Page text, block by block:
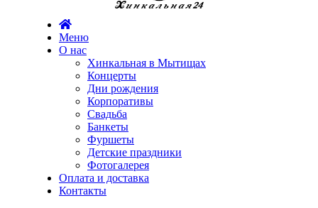
Меню
О нас
Хинкальная в Мытищах
Концерты
Дни рождения
Корпоративы
Свадьба
Банкеты
Фуршеты
Детские праздники
Фотогалерея
Оплата и доставка
Контакты